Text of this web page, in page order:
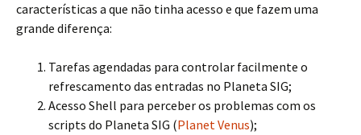
características a que não tinha acesso e que fazem uma
grande diferença:
Tarefas agendadas para controlar facilmente o
refrescamento das entradas no Planeta SIG;
Acesso Shell para perceber os problemas com os
scripts do Planeta SIG (Planet Venus);